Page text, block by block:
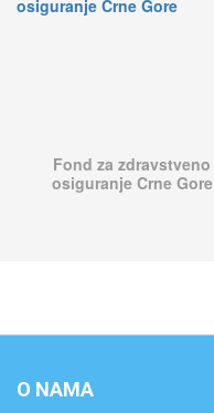
Fond za zdravstveno
osiguranje Crne Gore
O NAMA